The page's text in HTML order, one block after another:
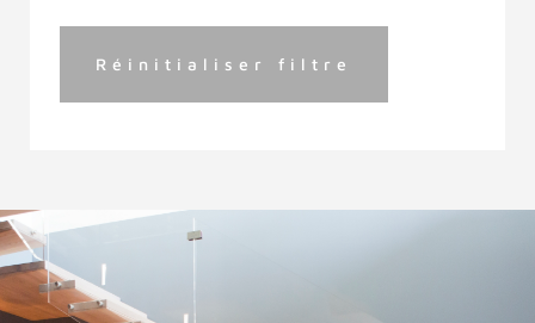
Réinitialiser filtre